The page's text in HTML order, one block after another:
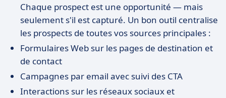
Chaque prospect est une opportunité — mais
seulement s'il est capturé. Un bon outil centralise
les prospects de toutes vos sources principales :
Formulaires Web sur les pages de destination et
de contact
Campagnes par email avec suivi des CTA
Interactions sur les réseaux sociaux et